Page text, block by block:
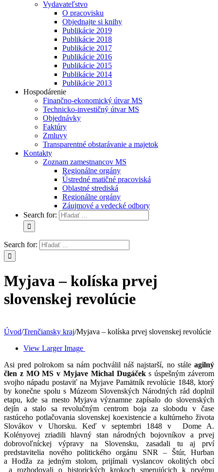
Vydavateľstvo
O pracovisku
Objednajte si knihy
Publikácie 2019
Publikácie 2018
Publikácie 2017
Publikácie 2016
Publikácie 2015
Publikácie 2014
Publikácie 2013
Hospodárenie
Finančno-ekonomický útvar MS
Technicko-investičný útvar MS
Objednávky
Faktúry
Zmluvy
Transparentné obstarávanie a majetok
Kontakty
Zoznam zamestnancov MS
Regionálne orgány
Ústredné matičné pracoviská
Oblastné strediská
Regionálne orgány
Záujmové a vedecké odbory
Search for:
Search for:
Myjava – kolíska prvej
slovenskej revolúcie
Úvod/Trenčiansky kraj/Myjava – kolíska prvej slovenskej revolúcie
View Larger Image
Asi pred polrokom sa nám pochválil náš najstarší, no stále agilný
člen z MO MS v Myjave Michal Dugáčeks úspešným záverom
svojho nápadu postaviť na Myjave Pamätník revolúcie 1848, ktorý
by konečne spolu s Múzeom Slovenských Národných rád doplnil
etapu, kde sa mesto Myjava významne zapísalo do slovenských
dejín a stalo sa revolučným centrom boja za slobodu v čase
rastúceho potlačovania slovenskej koexistencie a kultúrneho života
Slovákov v Uhorsku. Keď v septembri 1848 v Dome A.
Kolényovej zriadili hlavný stan národných bojovníkov a prvej
dobrovoľníckej výpravy na Slovensku, zasadali tu aj prví
predstavitelia nového politického orgánu SNR – Štúr, Hurban
a Hodža za jedným stolom, prijímali vyslancov okolitých obcí
a rozhodovali o historických krokoch smerujúcich k prvému